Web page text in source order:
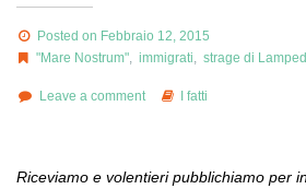
Posted on Febbraio 12, 2015
"Mare Nostrum", immigrati, strage di
Leave a comment I fatti
Riceviamo e volentieri pubblichiamo per